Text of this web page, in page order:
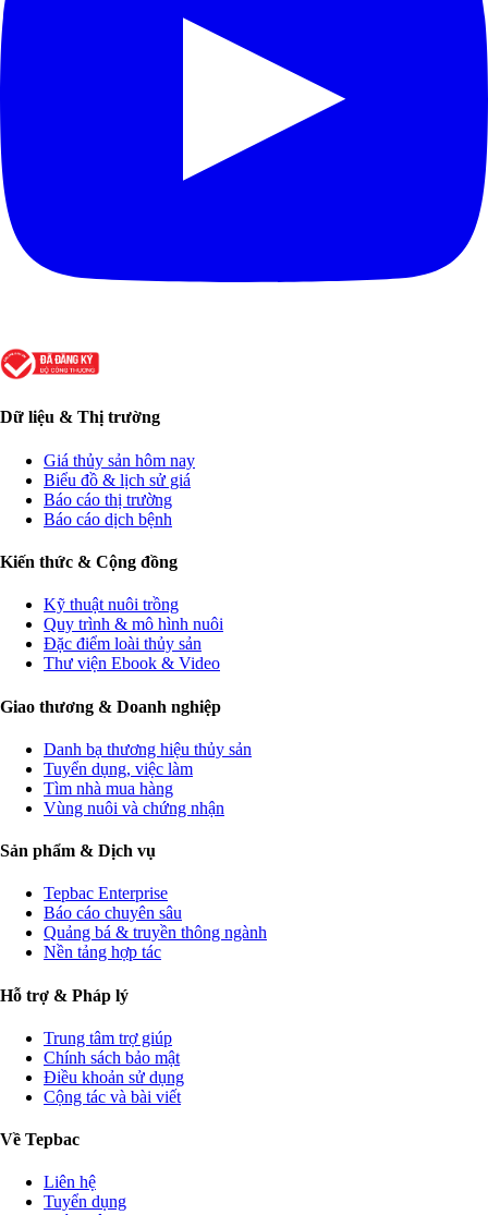
Dữ liệu & Thị trường
Giá thủy sản hôm nay
Biểu đồ & lịch sử giá
Báo cáo thị trường
Báo cáo dịch bệnh
Kiến thức & Cộng đồng
Kỹ thuật nuôi trồng
Quy trình & mô hình nuôi
Đặc điểm loài thủy sản
Thư viện Ebook & Video
Giao thương & Doanh nghiệp
Danh bạ thương hiệu thủy sản
Tuyển dụng, việc làm
Tìm nhà mua hàng
Vùng nuôi và chứng nhận
Sản phẩm & Dịch vụ
Tepbac Enterprise
Báo cáo chuyên sâu
Quảng bá & truyền thông ngành
Nền tảng hợp tác
Hỗ trợ & Pháp lý
Trung tâm trợ giúp
Chính sách bảo mật
Điều khoản sử dụng
Cộng tác và bài viết
Về Tepbac
Liên hệ
Tuyển dụng